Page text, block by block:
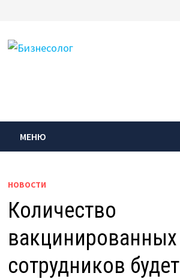
содержимому
МЕНЮ
НОВОСТИ
Количество
вакцинированных
сотрудников будет